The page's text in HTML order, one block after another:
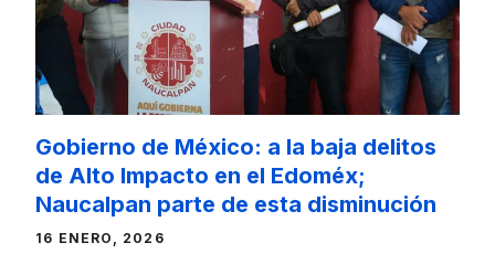
Gobierno de México: a la baja delitos
de Alto Impacto en el Edoméx;
Naucalpan parte de esta disminución
16 ENERO, 2026